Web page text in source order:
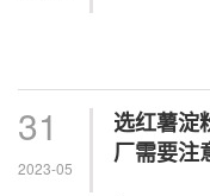
31
2023-05
选红薯淀
厂需要注
...